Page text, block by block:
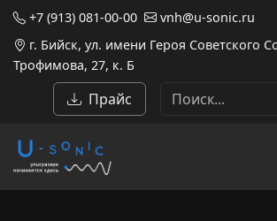
+7 (913) 081-00-00
vnh@u-sonic.ru
г. Бийск, ул. имени Героя Советского
Трофимова, 27, к. Б
Прайс